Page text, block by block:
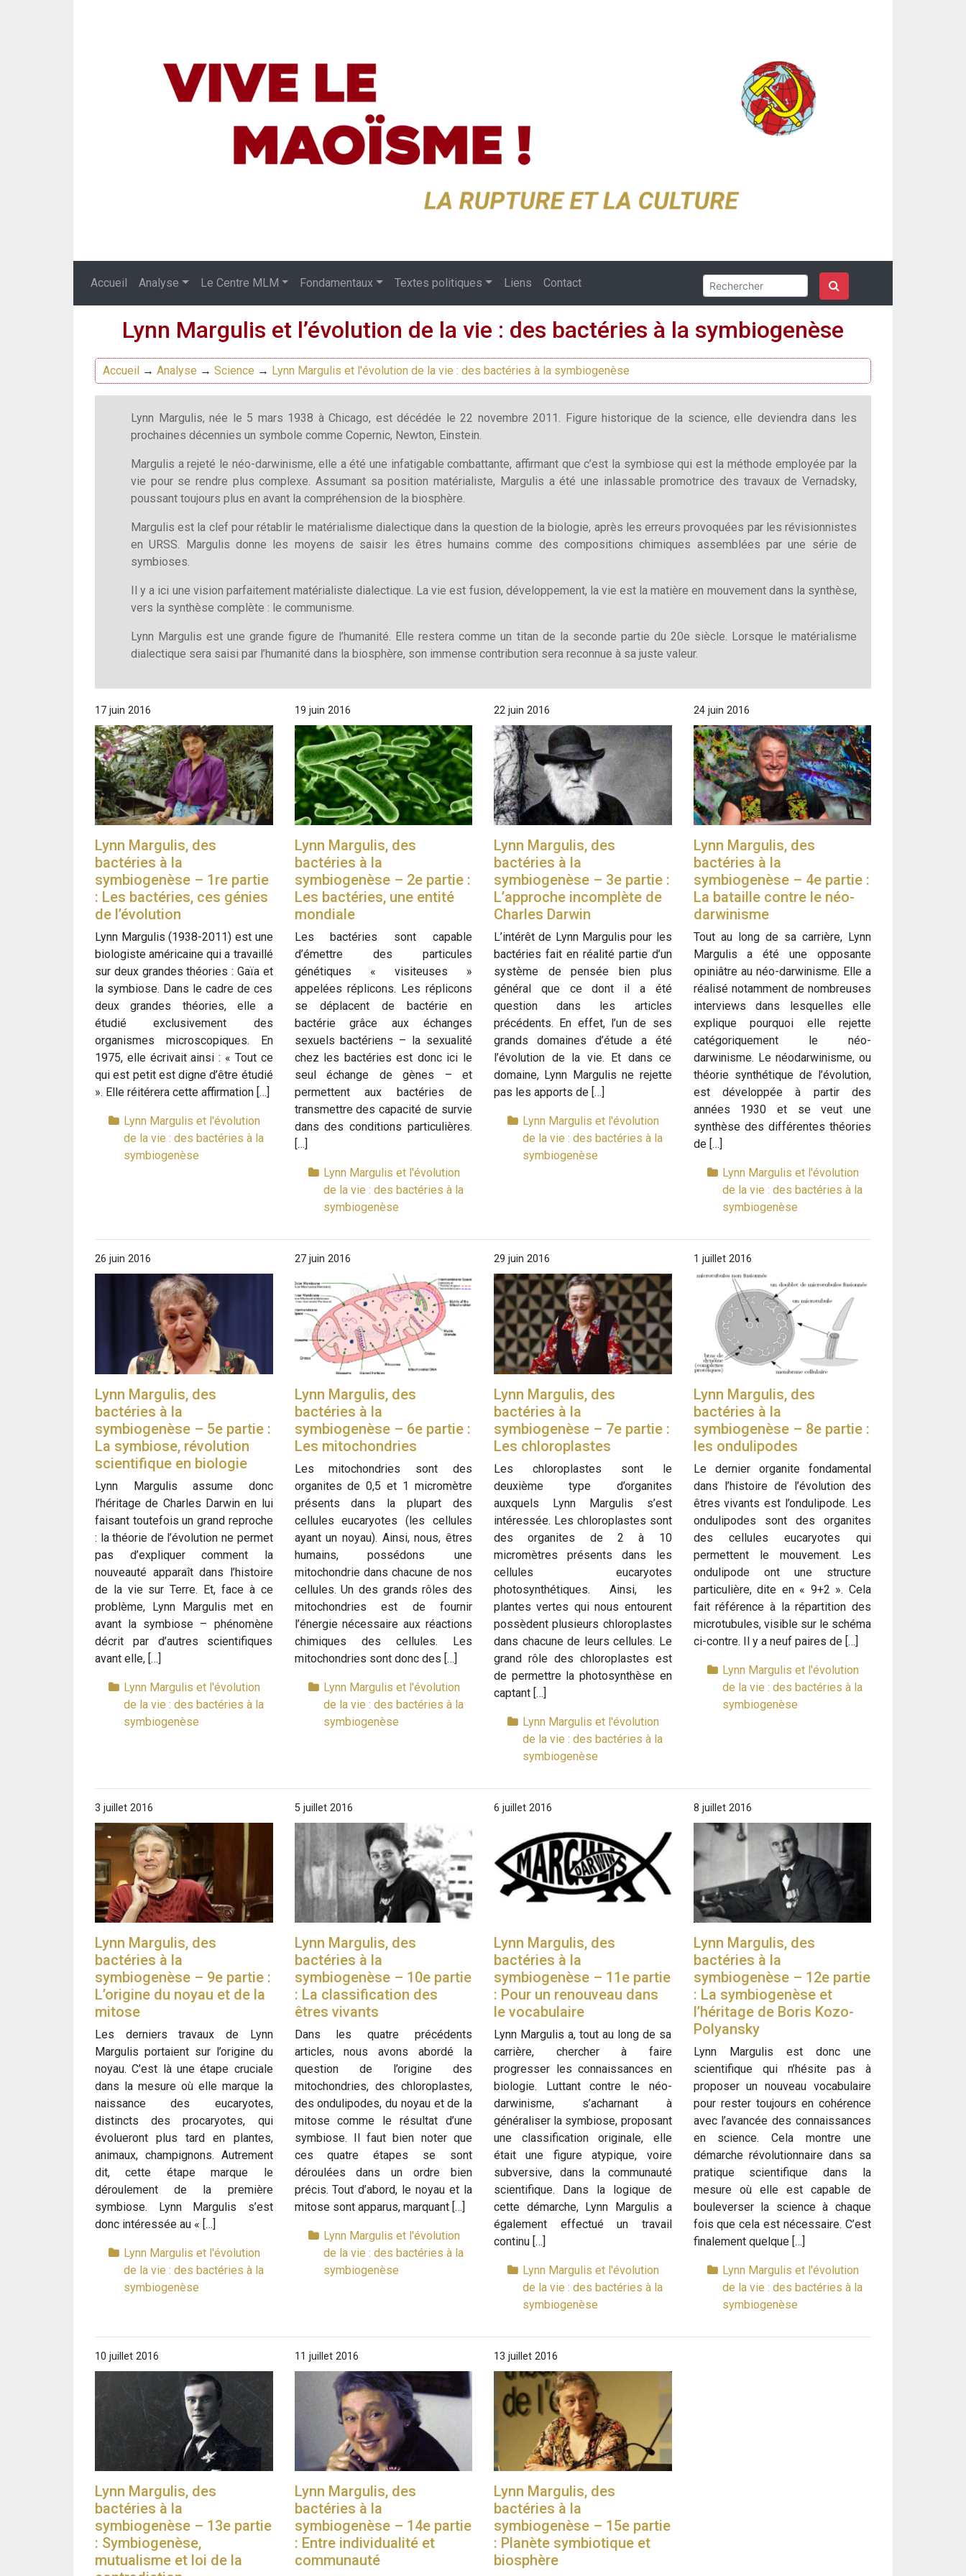
Accueil Analyse Le Centre MLM Fondamentaux Textes politiques Liens Contact
Lynn Margulis et l’évolution de la vie : des bactéries à la symbiogenèse
Accueil → Analyse → Science → Lynn Margulis et l'évolution de la vie : des bactéries à la symbiogenèse
Lynn Margulis, née le 5 mars 1938 à Chicago, est décédée le 22 novembre 2011. Figure historique de la science, elle deviendra dans les
prochaines décennies un symbole comme Copernic, Newton, Einstein.
Margulis a rejeté le néo-darwinisme, elle a été une infatigable combattante, affirmant que c’est la symbiose qui est la méthode employée par la
vie pour se rendre plus complexe. Assumant sa position matérialiste, Margulis a été une inlassable promotrice des travaux de Vernadsky,
poussant toujours plus en avant la compréhension de la biosphère.
Margulis est la clef pour rétablir le matérialisme dialectique dans la question de la biologie, après les erreurs provoquées par les révisionnistes
en URSS. Margulis donne les moyens de saisir les êtres humains comme des compositions chimiques assemblées par une série de
symbioses.
Il y a ici une vision parfaitement matérialiste dialectique. La vie est fusion, développement, la vie est la matière en mouvement dans la synthèse,
vers la synthèse complète : le communisme.
Lynn Margulis est une grande figure de l’humanité. Elle restera comme un titan de la seconde partie du 20e siècle. Lorsque le matérialisme
dialectique sera saisi par l’humanité dans la biosphère, son immense contribution sera reconnue à sa juste valeur.
17 juin 2016
Lynn Margulis, des
bactéries à la
symbiogenèse – 1re partie
: Les bactéries, ces génies
de l’évolution
Lynn Margulis (1938-2011) est une
biologiste américaine qui a travaillé
sur deux grandes théories : Gaïa et
la symbiose. Dans le cadre de ces
deux grandes théories, elle a
étudié exclusivement des
organismes microscopiques. En
1975, elle écrivait ainsi : « Tout ce
qui est petit est digne d’être étudié
». Elle réitérera cette affirmation […]
Lynn Margulis et l'évolution
de la vie : des bactéries à la
symbiogenèse
19 juin 2016
Lynn Margulis, des
bactéries à la
symbiogenèse – 2e partie :
Les bactéries, une entité
mondiale
Les bactéries sont capable
d’émettre des particules
génétiques « visiteuses »
appelées réplicons. Les réplicons
se déplacent de bactérie en
bactérie grâce aux échanges
sexuels bactériens – la sexualité
chez les bactéries est donc ici le
seul échange de gènes – et
permettent aux bactéries de
transmettre des capacité de survie
dans des conditions particulières.
[…]
Lynn Margulis et l'évolution
de la vie : des bactéries à la
symbiogenèse
22 juin 2016
Lynn Margulis, des
bactéries à la
symbiogenèse – 3e partie :
L’approche incomplète de
Charles Darwin
L’intérêt de Lynn Margulis pour les
bactéries fait en réalité partie d’un
système de pensée bien plus
général que ce dont il a été
question dans les articles
précédents. En effet, l’un de ses
grands domaines d’étude a été
l’évolution de la vie. Et dans ce
domaine, Lynn Margulis ne rejette
pas les apports de […]
Lynn Margulis et l'évolution
de la vie : des bactéries à la
symbiogenèse
24 juin 2016
Lynn Margulis, des
bactéries à la
symbiogenèse – 4e partie :
La bataille contre le néo-
darwinisme
Tout au long de sa carrière, Lynn
Margulis a été une opposante
opiniâtre au néo-darwinisme. Elle a
réalisé notamment de nombreuses
interviews dans lesquelles elle
explique pourquoi elle rejette
catégoriquement le néo-
darwinisme. Le néodarwinisme, ou
théorie synthétique de l’évolution,
est développée à partir des
années 1930 et se veut une
synthèse des différentes théories
de […]
Lynn Margulis et l'évolution
de la vie : des bactéries à la
symbiogenèse
26 juin 2016
Lynn Margulis, des
bactéries à la
symbiogenèse – 5e partie :
La symbiose, révolution
scientifique en biologie
Lynn Margulis assume donc
l’héritage de Charles Darwin en lui
faisant toutefois un grand reproche
: la théorie de l’évolution ne permet
pas d’expliquer comment la
nouveauté apparaît dans l’histoire
de la vie sur Terre. Et, face à ce
problème, Lynn Margulis met en
avant la symbiose – phénomène
décrit par d’autres scientifiques
avant elle, […]
Lynn Margulis et l'évolution
de la vie : des bactéries à la
symbiogenèse
27 juin 2016
Lynn Margulis, des
bactéries à la
symbiogenèse – 6e partie :
Les mitochondries
Les mitochondries sont des
organites de 0,5 et 1 micromètre
présents dans la plupart des
cellules eucaryotes (les cellules
ayant un noyau). Ainsi, nous, êtres
humains, possédons une
mitochondrie dans chacune de nos
cellules. Un des grands rôles des
mitochondries est de fournir
l’énergie nécessaire aux réactions
chimiques des cellules. Les
mitochondries sont donc des […]
Lynn Margulis et l'évolution
de la vie : des bactéries à la
symbiogenèse
29 juin 2016
Lynn Margulis, des
bactéries à la
symbiogenèse – 7e partie :
Les chloroplastes
Les chloroplastes sont le
deuxième type d’organites
auxquels Lynn Margulis s’est
intéressée. Les chloroplastes sont
des organites de 2 à 10
micromètres présents dans les
cellules eucaryotes
photosynthétiques. Ainsi, les
plantes vertes qui nous entourent
possèdent plusieurs chloroplastes
dans chacune de leurs cellules. Le
grand rôle des chloroplastes est
de permettre la photosynthèse en
captant […]
Lynn Margulis et l'évolution
de la vie : des bactéries à la
symbiogenèse
1 juillet 2016
Lynn Margulis, des
bactéries à la
symbiogenèse – 8e partie :
les ondulipodes
Le dernier organite fondamental
dans l’histoire de l’évolution des
êtres vivants est l’ondulipode. Les
ondulipodes sont des organites
des cellules eucaryotes qui
permettent le mouvement. Les
ondulipode ont une structure
particulière, dite en « 9+2 ». Cela
fait référence à la répartition des
microtubules, visible sur le schéma
ci-contre. Il y a neuf paires de […]
Lynn Margulis et l'évolution
de la vie : des bactéries à la
symbiogenèse
3 juillet 2016
Lynn Margulis, des
bactéries à la
symbiogenèse – 9e partie :
L’origine du noyau et de la
mitose
Les derniers travaux de Lynn
Margulis portaient sur l’origine du
noyau. C’est là une étape cruciale
dans la mesure où elle marque la
naissance des eucaryotes,
distincts des procaryotes, qui
évolueront plus tard en plantes,
animaux, champignons. Autrement
dit, cette étape marque le
déroulement de la première
symbiose. Lynn Margulis s’est
donc intéressée au « […]
Lynn Margulis et l'évolution
de la vie : des bactéries à la
symbiogenèse
5 juillet 2016
Lynn Margulis, des
bactéries à la
symbiogenèse – 10e partie
: La classification des
êtres vivants
Dans les quatre précédents
articles, nous avons abordé la
question de l’origine des
mitochondries, des chloroplastes,
des ondulipodes, du noyau et de la
mitose comme le résultat d’une
symbiose. Il faut bien noter que
ces quatre étapes se sont
déroulées dans un ordre bien
précis. Tout d’abord, le noyau et la
mitose sont apparus, marquant […]
Lynn Margulis et l'évolution
de la vie : des bactéries à la
symbiogenèse
6 juillet 2016
Lynn Margulis, des
bactéries à la
symbiogenèse – 11e partie
: Pour un renouveau dans
le vocabulaire
Lynn Margulis a, tout au long de sa
carrière, chercher à faire
progresser les connaissances en
biologie. Luttant contre le néo-
darwinisme, s’acharnant à
généraliser la symbiose, proposant
une classification originale, elle
était une figure atypique, voire
subversive, dans la communauté
scientifique. Dans la logique de
cette démarche, Lynn Margulis a
également effectué un travail
continu […]
Lynn Margulis et l'évolution
de la vie : des bactéries à la
symbiogenèse
8 juillet 2016
Lynn Margulis, des
bactéries à la
symbiogenèse – 12e partie
: La symbiogenèse et
l’héritage de Boris Kozo-
Polyansky
Lynn Margulis est donc une
scientifique qui n’hésite pas à
proposer un nouveau vocabulaire
pour rester toujours en cohérence
avec l’avancée des connaissances
en science. Cela montre une
démarche révolutionnaire dans sa
pratique scientifique dans la
mesure où elle est capable de
bouleverser la science à chaque
fois que cela est nécessaire. C’est
finalement quelque […]
Lynn Margulis et l'évolution
de la vie : des bactéries à la
symbiogenèse
10 juillet 2016
Lynn Margulis, des
bactéries à la
symbiogenèse – 13e partie
: Symbiogenèse,
mutualisme et loi de la
11 juillet 2016
Lynn Margulis, des
bactéries à la
symbiogenèse – 14e partie
: Entre individualité et
communauté
13 juillet 2016
Lynn Margulis, des
bactéries à la
symbiogenèse – 15e partie
: Planète symbiotique et
biosphère